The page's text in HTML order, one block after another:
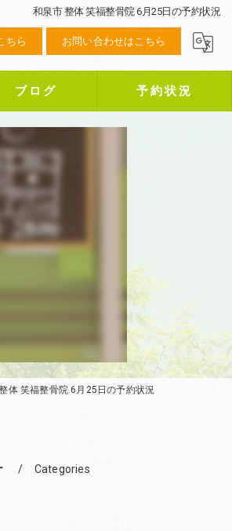
和泉市 整体 笑福整骨院 6月25日の予約状況
ちら お問い合わせはこちら
ブログ 予約状況
体 笑福整骨院 6月25日の予約状況
Categories